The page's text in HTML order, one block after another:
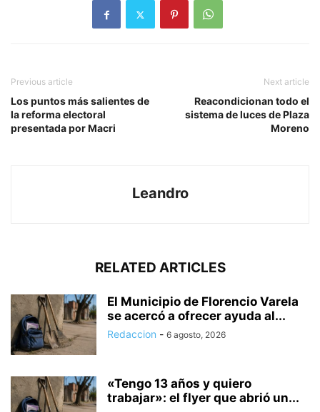
Previous article
Los puntos más salientes de
la reforma electoral
presentada por Macri
Next article
Reacondicionan todo el
sistema de luces de Plaza
Moreno
Leandro
RELATED ARTICLES
El Municipio de Florencio Varela
se acercó a ofrecer ayuda al...
Redaccion - 6 agosto, 2026
«Tengo 13 años y quiero
trabajar»: el flyer que abrió un...